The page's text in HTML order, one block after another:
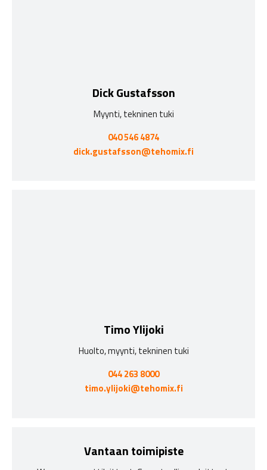
Dick Gustafsson
Myynti, tekninen tuki
040 546 4874
dick.gustafsson@tehomix.fi
Timo Ylijoki
Huolto, myynti, tekninen tuki
044 263 8000
timo.ylijoki@tehomix.fi
Vantaan toimipiste